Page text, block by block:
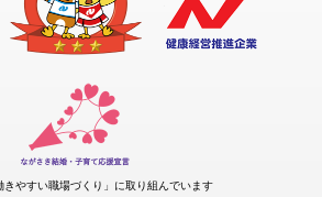
きやすい職場づくり」に取り組んでいます